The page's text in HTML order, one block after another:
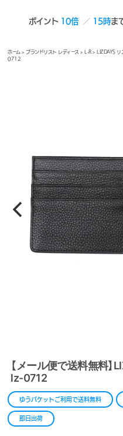
ポイント 10倍 15時ま
ホーム >ブランドリスト レディース > L-R> LIZDAYS リ
0712
【メール便で送料無料
lz-0712
ゆうパケットご利用で送料無料
即日出荷